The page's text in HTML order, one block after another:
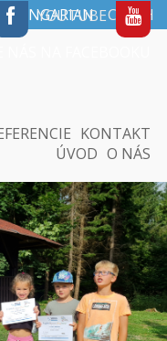
HUNGARIAN
CZECH
YOUTUBE
NA FACEBOOKU
KONTAKT
O NÁS
ÚVOD